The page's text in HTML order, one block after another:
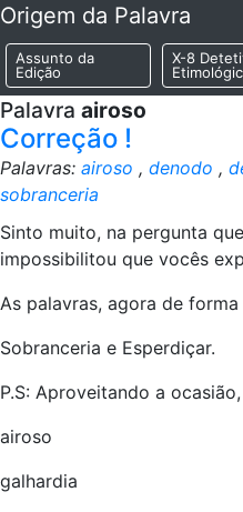
Origem da Palavra
Assunto da
Edição
X-8
Palavra airoso
Correção !
Palavras: airoso , denodo ,
sobranceria
Sinto muito, na pergunta
impossibilitou que vocês
As palavras, agora de
Sobranceria e Esperdiçar.
P.S: Aproveitando a
airoso
galhardia